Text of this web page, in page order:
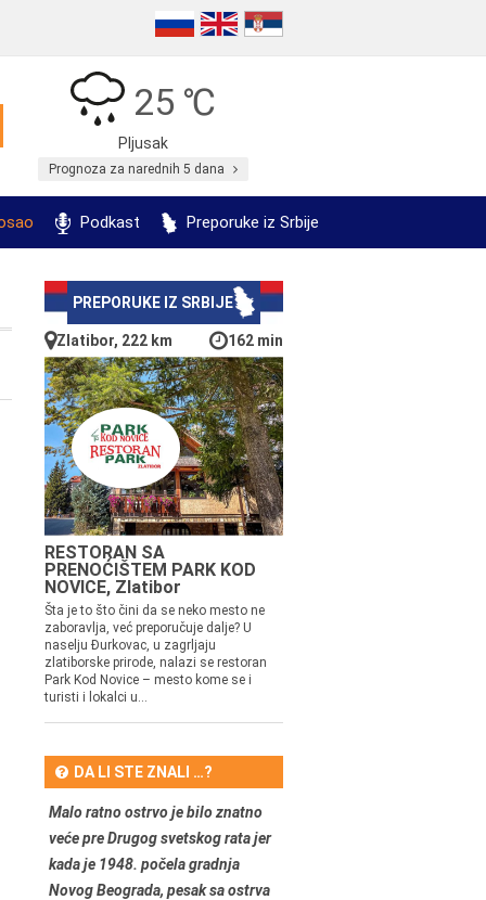
25 ℃
Pljusak
Prognoza za narednih 5 dana
Podkast Preporuke iz Srbije
PREPORUKE IZ SRBIJE
Zlatibor, 222 km 162 min
RESTORAN SA
PRENOĆIŠTEM PARK KOD
NOVICE, Zlatibor
Šta je to što čini da se neko mesto ne
zaboravlja, već preporučuje dalje? U
naselju Đurkovac, u zagrljaju
zlatiborske prirode, nalazi se restoran
Park Kod Novice – mesto kome se i
turisti i lokalci u...
DA LI STE ZNALI …?
Malo ratno ostrvo je bilo znatno
veće pre Drugog svetskog rata jer
kada je 1948. počela gradnja
Novog Beograda, pesak sa ostrva